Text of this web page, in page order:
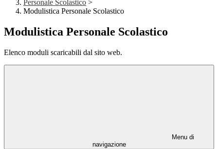
Personale Scolastico >
Modulistica Personale Scolastico
Modulistica Personale Scolastico
Elenco moduli scaricabili dal sito web.
Menu di
navigazione